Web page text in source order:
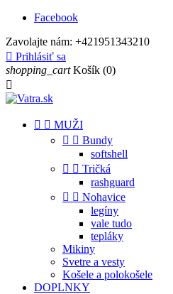
Facebook
Zavolajte nám: +421951343210
 Prihlásiť sa
shopping_cart Košík (0)

  MUŽI
  Bundy
softshell
  Tričká
rashguard
  Nohavice
legíny
vale tudo
tepláky
Mikiny
Svetre a vesty
Košele a polokošele
DOPLNKY